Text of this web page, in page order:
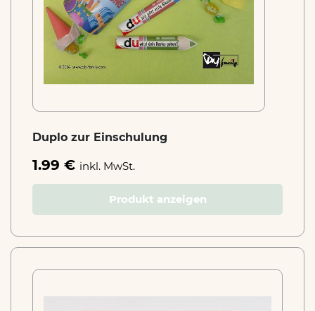
Duplo zur Einschulung
1.99 € inkl. MwSt.
Produkt anzeigen